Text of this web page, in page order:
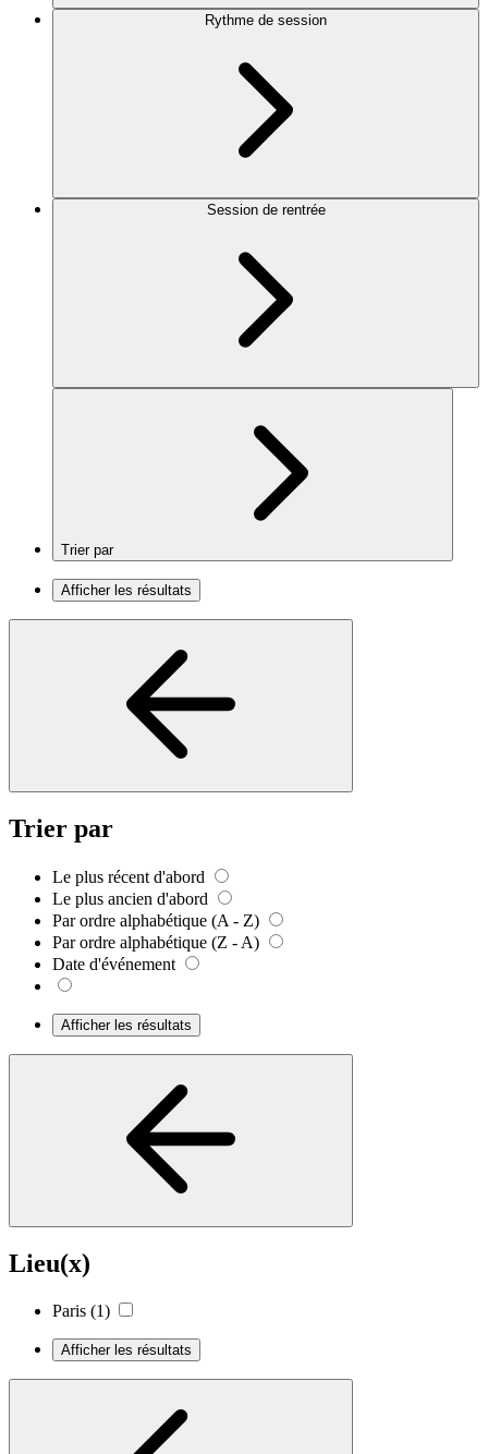
Rythme de session
Session de rentrée
Trier par
Afficher les résultats
Trier par
Le plus récent d'abord
Le plus ancien d'abord
Par ordre alphabétique (A - Z)
Par ordre alphabétique (Z - A)
Date d'événement
Afficher les résultats
Lieu(x)
Paris (1)
Afficher les résultats